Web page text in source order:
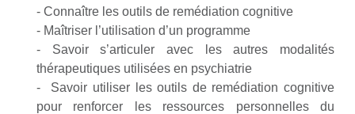
- Connaître les outils de remédiation cognitive
- Maîtriser l’utilisation d’un programme
- Savoir s’articuler avec les autres modalités
thérapeutiques utilisées en psychiatrie
- Savoir utiliser les outils de remédiation cognitive
pour renforcer les ressources personnelles du